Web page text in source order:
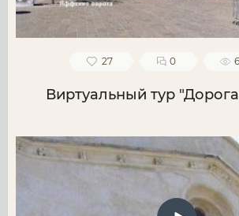
27 0
Виртуальный тур